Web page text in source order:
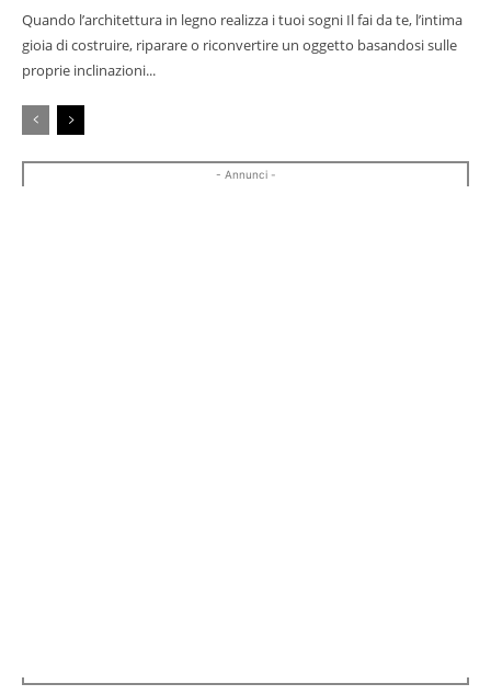
Quando l’architettura in legno realizza i tuoi sogni Il fai da te, l’intima
gioia di costruire, riparare o riconvertire un oggetto basandosi sulle
proprie inclinazioni...
- Annunci -